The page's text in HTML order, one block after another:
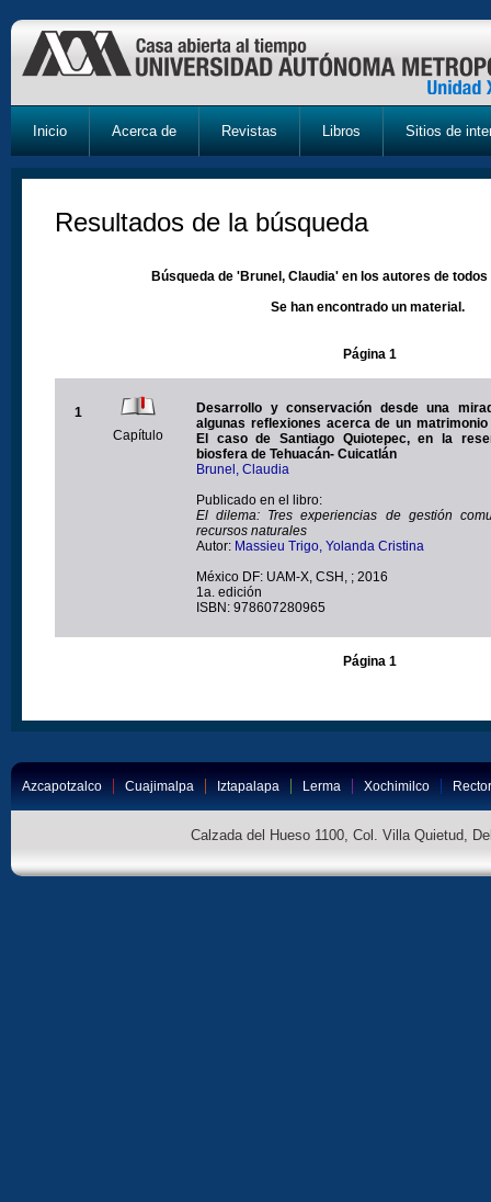
Inicio Acerca de Revistas Libros Sitios de
Resultados de la búsqueda
Búsqueda de 'Brunel, Claudia' en los autores de
Se han encontrado un material.
Página 1
1
Capítulo
Desarrollo y conservación desde una
algunas reflexiones acerca de un matrimonio
El caso de Santiago Quiotepec, en la
biosfera de Tehuacán- Cuicatlán
Brunel, Claudia
Publicado en el libro:
El dilema: Tres experiencias de gestión
recursos naturales
Autor: Massieu Trigo, Yolanda Cristina
México DF: UAM-X, CSH, ; 2016
1a. edición
ISBN: 978607280965
Página 1
Azcapotzalco Cuajimalpa Iztapalapa Lerma Xochimilco
Calzada del Hueso 1100, Col. Villa Quietud,